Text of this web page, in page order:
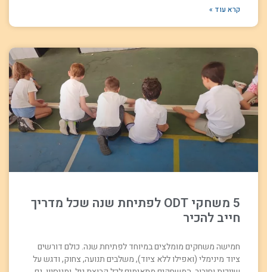
קרא עוד »
5 משחקי ODT לפתיחת שנה שכל מדריך
חייב להכיר
חמישה משחקים מומלצים במיוחד לפתיחת שנה. כולם דורשים
ציוד מינימלי (ואפילו ללא ציוד), משלבים תנועה, צחוק, ודגש על